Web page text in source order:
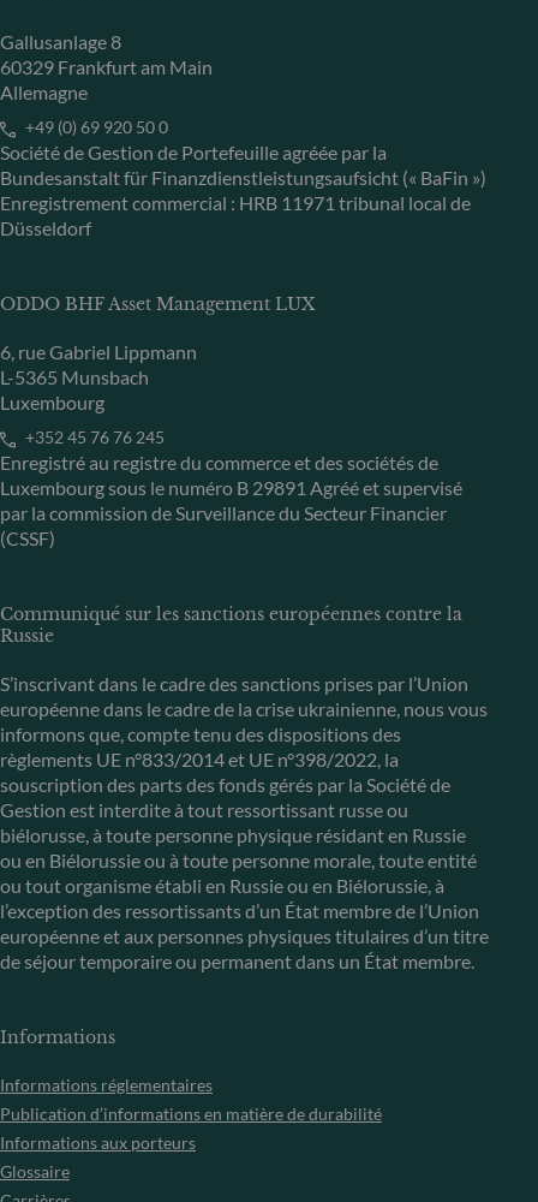
Gallusanlage 8
60329 Frankfurt am Main
Allemagne
+49 (0) 69 920 50 0
Société de Gestion de Portefeuille agréée par la
Bundesanstalt für Finanzdienstleistungsaufsicht (« BaFin »)
Enregistrement commercial : HRB 11971 tribunal local de
Düsseldorf
ODDO BHF Asset Management LUX
6, rue Gabriel Lippmann
L-5365 Munsbach
Luxembourg
+352 45 76 76 245
Enregistré au registre du commerce et des sociétés de
Luxembourg sous le numéro B 29891 Agréé et supervisé
par la commission de Surveillance du Secteur Financier
(CSSF)
Communiqué sur les sanctions européennes contre la
Russie
S’inscrivant dans le cadre des sanctions prises par l’Union
européenne dans le cadre de la crise ukrainienne, nous vous
informons que, compte tenu des dispositions des
règlements UE n°833/2014 et UE n°398/2022, la
souscription des parts des fonds gérés par la Société de
Gestion est interdite à tout ressortissant russe ou
biélorusse, à toute personne physique résidant en Russie
ou en Biélorussie ou à toute personne morale, toute entité
ou tout organisme établi en Russie ou en Biélorussie, à
l’exception des ressortissants d’un État membre de l’Union
européenne et aux personnes physiques titulaires d’un titre
de séjour temporaire ou permanent dans un État membre.
Informations
Informations réglementaires
Publication d’informations en matière de durabilité
Informations aux porteurs
Glossaire